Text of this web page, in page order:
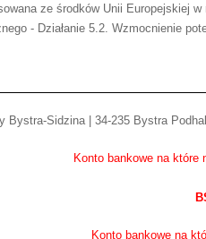
ze środków Unii Europejskiej
- Działanie 5.2. Wzmocnienie
Bystra-Sidzina | 34-235 Bystra
Konto bankowe na które
Konto bankowe na